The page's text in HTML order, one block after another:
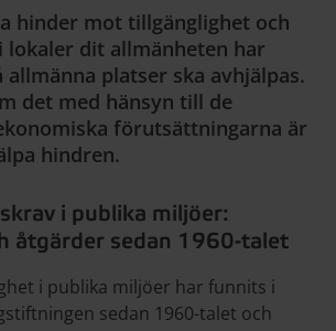
hinder mot tillgänglighet och
lokaler dit allmänheten har
platser ska avhjälpas.
det med hänsyn till de
förutsättningarna är
hindren.
i publika miljöer:
åtgärder sedan 1960-talet
i publika miljöer har funnits i
sedan 1960-talet och